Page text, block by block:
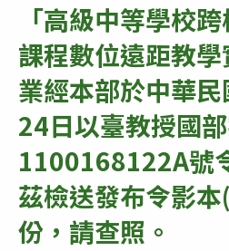
「高級中等學校
課程數位遠距教學
業經本部於中華
24日以臺教授國
1100168122A號
茲檢送發布令影
份，請查照。